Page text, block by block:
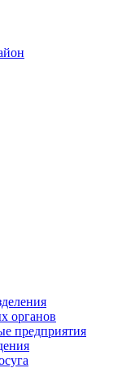
органов
предприятия